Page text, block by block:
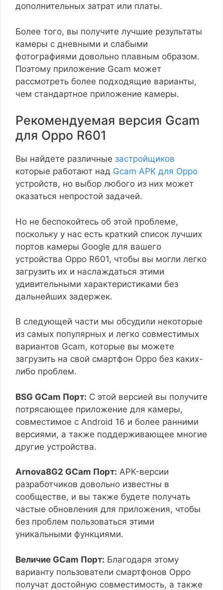
дополнительных затрат или платы.
Более того, вы получите лучшие результаты
камеры с дневными и слабыми
фотографиями довольно плавным образом.
Поэтому приложение Gcam может
рассмотреть более подходящие варианты,
чем стандартное приложение камеры.
Рекомендуемая версия Gcam
для Oppo R601
Вы найдете различные застройщиков
которые работают над Gcam APK для Oppo
устройств, но выбор любого из них может
оказаться непростой задачей.
Но не беспокойтесь об этой проблеме,
поскольку у нас есть краткий список лучших
портов камеры Google для вашего
устройства Oppo R601, чтобы вы могли легко
загрузить их и наслаждаться этими
удивительными характеристиками без
дальнейших задержек.
В следующей части мы обсудили некоторые
из самых популярных и легко совместимых
вариантов Gcam, которые вы можете
загрузить на свой смартфон Oppo без каких-
либо проблем.
BSG GCam Порт: С этой версией вы получите
потрясающее приложение для камеры,
совместимое с Android 16 и более ранними
версиями, а также поддерживающее многие
другие устройства.
Arnova8G2 GCam Порт: APK-версии
разработчиков довольно известны в
сообществе, и вы также будете получать
частые обновления для приложения, чтобы
без проблем пользоваться этими
уникальными функциями.
Величие GCam Порт: Благодаря этому
варианту пользователи смартфонов Oppo
получат достойную совместимость, а также